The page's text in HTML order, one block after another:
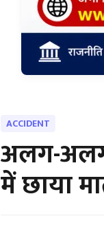
ACCIDENT
अलग-अलग
में छाया